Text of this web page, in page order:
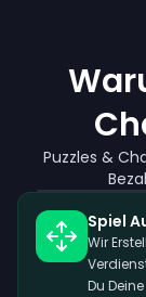
Puzzles &
Spiel
Wir
Du